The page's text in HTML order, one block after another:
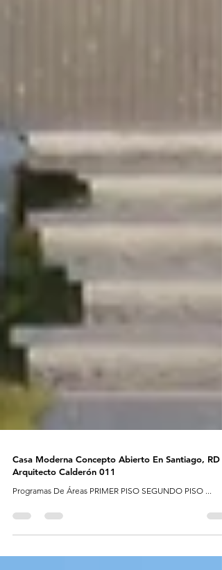
Casa Moderna Concepto Abierto En Santiago, RD |
Arquitecto Calderón 011
Programas De Áreas PRIMER PISO SEGUNDO PISO ...